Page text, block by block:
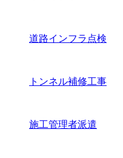
道路インフラ点検
トンネル補修工事
施工管理者派遣